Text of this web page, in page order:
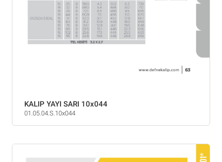
KALIP YAYI SARI 10x044
01.05.04.S.10x044